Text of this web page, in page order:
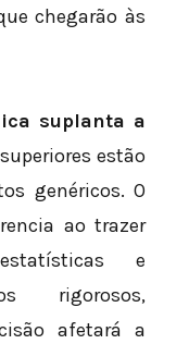
chegarão às
suplanta a
estão
genéricos. O
ao trazer
e
rigorosos,
afetará a